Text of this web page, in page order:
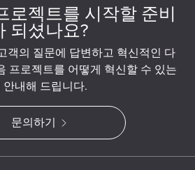
로젝트를 시작할 준비
되셨나요?
객의 질문에 답변하고 혁신적인 다
프로젝트를 어떻게 혁신할 수 있는
안내해 드립니다.
문의하기